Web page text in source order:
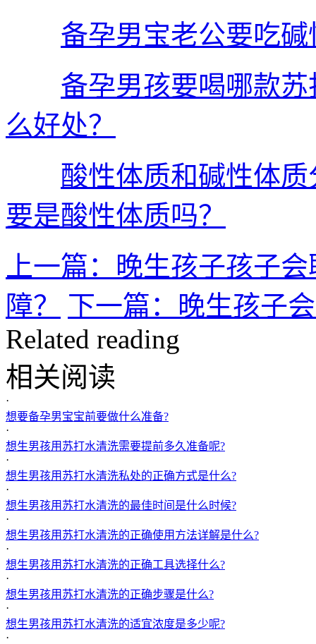
备孕男宝老公要吃
备孕男孩要喝哪款
么好处？
酸性体质和碱性体
要是酸性体质吗？
上一篇：晚生孩子孩子
障？
下一篇：晚生孩子
Related reading
相关阅读
·
想要备孕男宝宝前要做什么准备?
·
想生男孩用苏打水清洗需要提前多久准备呢?
·
想生男孩用苏打水清洗私处的正确方式是什么?
·
想生男孩用苏打水清洗的最佳时间是什么时候?
·
想生男孩用苏打水清洗的正确使用方法详解是什么?
·
想生男孩用苏打水清洗的正确工具选择什么?
·
想生男孩用苏打水清洗的正确步骤是什么?
·
想生男孩用苏打水清洗的适宜浓度是多少呢?
·